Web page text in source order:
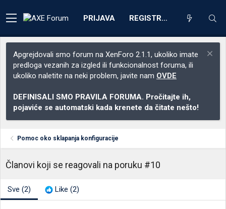
PRIJAVA REGISTRACIJA
Apgrejdovali smo forum na XenForo 2.1.1, ukoliko imate
predloga vezanih za izgled ili funkcionalnost foruma, ili
ukoliko naletite na neki problem, javite nam OVDE
DEFINISALI SMO PRAVILA FORUMA. Pročitajte ih,
pojaviće se automatski kada krenete da čitate nešto!
Pomoc oko sklapanja konfiguracije
Članovi koji se reagovali na poruku #10
Sve (2) Like (2)